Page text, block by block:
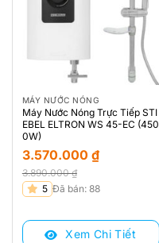
MÁY NƯỚC NÓNG
Máy Nước Nóng Trực Tiếp STI
EBEL ELTRON WS 45-EC (450
0W)
3.890.000₫
Giá
là:
3.890.000 ₫.
3.570.000 ₫
Giá
tại
5 Đã bán: 88
Xem Chi Tiết